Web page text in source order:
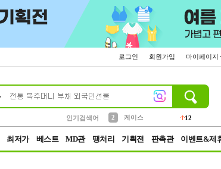
로그인 회원가입 마이페이지
인기검색어
2
케이스
12
최저가 베스트 MD관 땡처리 기획전 판촉관 이벤트&제